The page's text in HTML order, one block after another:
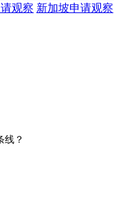
观察 新加坡申请观察
线？